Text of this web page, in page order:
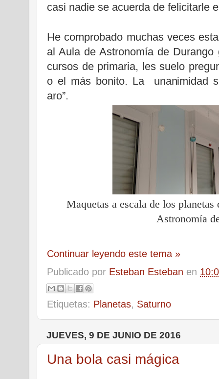
casi nadie se acuerda de felicitarle
He comprobado muchas veces
al Aula de Astronomía de
cursos de primaria, les suelo
o el más bonito. La unanimidad
aro”.
Maquetas a escala de los
Astronomía
Continuar leyendo este tema »
Publicado por Esteban Esteban en
Etiquetas: Planetas, Saturno
JUEVES, 9 DE JUNIO DE 2016
Una bola casi mágica